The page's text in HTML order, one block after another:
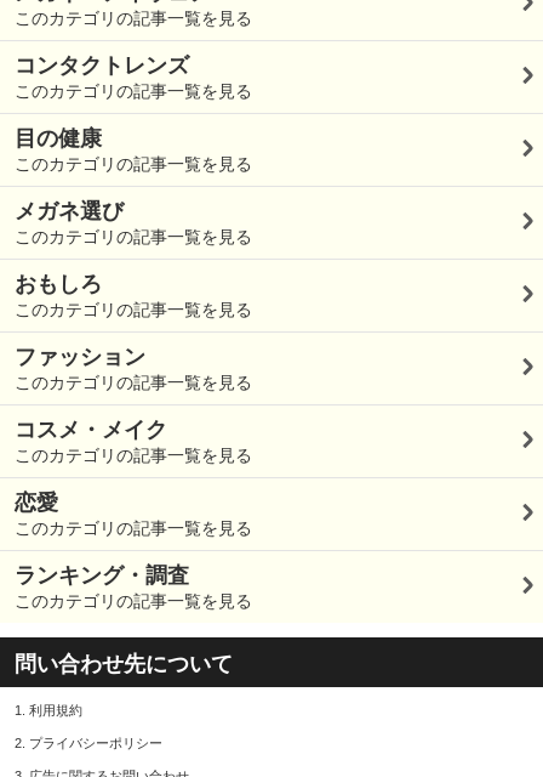
このカテゴリの記事一覧を見る
コンタクトレンズ
このカテゴリの記事一覧を見る
目の健康
このカテゴリの記事一覧を見る
メガネ選び
このカテゴリの記事一覧を見る
おもしろ
このカテゴリの記事一覧を見る
ファッション
このカテゴリの記事一覧を見る
コスメ・メイク
このカテゴリの記事一覧を見る
恋愛
このカテゴリの記事一覧を見る
ランキング・調査
このカテゴリの記事一覧を見る
問い合わせ先について
1. 利用規約
2. プライバシーポリシー